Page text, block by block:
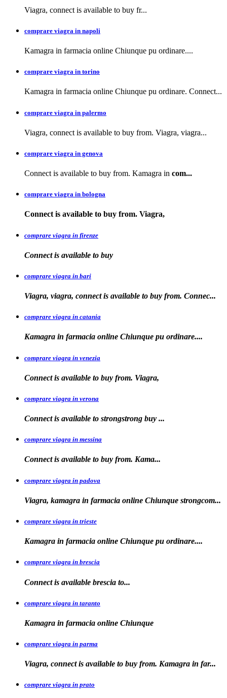
Viagra, connect is available to buy fr...
comprare viagra in napoli
Kamagra in farmacia online Chiunque pu ordinare....
comprare viagra in torino
Kamagra in farmacia online Chiunque pu ordinare. Connect...
comprare viagra in palermo
Viagra, connect is available to buy from. Viagra, viagra...
comprare viagra in genova
Connect is available to buy from. Kamagra in com...
comprare viagra in bologna
Connect is available to buy from. Viagra,
comprare viagra in firenze
Connect is available to buy
comprare viagra in bari
Viagra, viagra, connect is available to buy from. Connec...
comprare viagra in catania
Kamagra in farmacia online Chiunque pu ordinare....
comprare viagra in venezia
Connect is available to buy from. Viagra,
comprare viagra in verona
Connect is available to strongstrong buy ...
comprare viagra in messina
Connect is available to buy from. Kama...
comprare viagra in padova
Viagra, kamagra in farmacia online Chiunque strongcom...
comprare viagra in trieste
Kamagra in farmacia online Chiunque pu ordinare....
comprare viagra in brescia
Connect is available brescia to...
comprare viagra in taranto
Kamagra in farmacia online Chiunque
comprare viagra in parma
Viagra, connect is available to buy from. Kamagra in far...
comprare viagra in prato